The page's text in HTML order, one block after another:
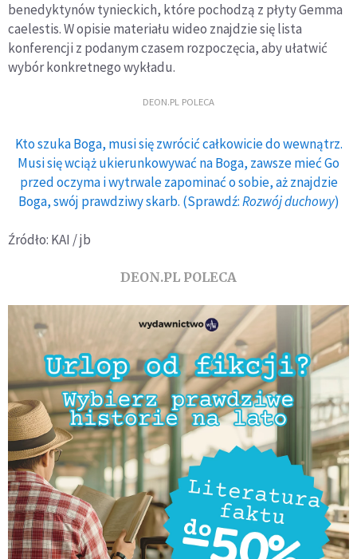
benedyktynów tynieckich, które pochodzą z płyty Gemma
caelestis. W opisie materiału wideo znajdzie się lista
konferencji z podanym czasem rozpoczęcia, aby ułatwić
wybór konkretnego wykładu.
DEON.PL POLECA
Kto szuka Boga, musi się zwrócić całkowicie do wewnątrz.
Musi się wciąż ukierunkowywać na Boga, zawsze mieć Go
przed oczyma i wytrwale zapominać o sobie, aż znajdzie
Boga, swój prawdziwy skarb. (Sprawdź:Rozwój duchowy)
Źródło: KAI / jb
DEON.PL POLECA